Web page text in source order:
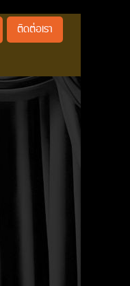
ติดต่อเรา